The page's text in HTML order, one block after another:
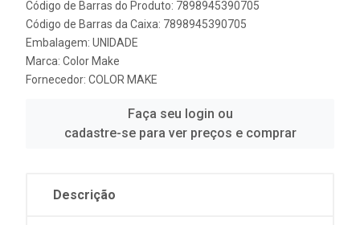
Código de Barras do Produto: 7898945390705
Código de Barras da Caixa: 7898945390705
Embalagem: UNIDADE
Marca: Color Make
Fornecedor: COLOR MAKE
Faça seu login ou
cadastre-se para ver preços e comprar
Descrição